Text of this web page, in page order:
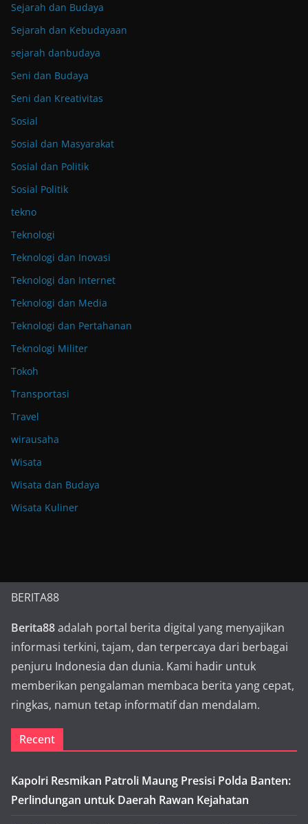
Sejarah dan Budaya
Sejarah dan Kebudayaan
sejarah danbudaya
Seni dan Budaya
Seni dan Kreativitas
Sosial
Sosial dan Masyarakat
Sosial dan Politik
Sosial Politik
tekno
Teknologi
Teknologi dan Inovasi
Teknologi dan Internet
Teknologi dan Media
Teknologi dan Pertahanan
Teknologi Militer
Tokoh
Transportasi
Travel
wirausaha
Wisata
Wisata dan Budaya
Wisata Kuliner
BERITA88
Berita88adalah portal berita digital yang menyajikan
informasi terkini, tajam, dan terpercaya dari berbagai
penjuru Indonesia dan dunia. Kami hadir untuk
memberikan pengalaman membaca berita yang cepat,
ringkas, namun tetap informatif dan mendalam.
Recent
Kapolri Resmikan Patroli Maung Presisi Polda Banten:
Perlindungan untuk Daerah Rawan Kejahatan